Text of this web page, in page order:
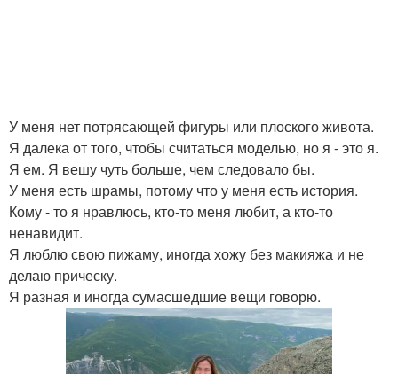
У меня нет потрясающей фигуры или плоского живота.
Я далека от того, чтобы считаться моделью, но я - это я.
Я ем. Я вешу чуть больше, чем следовало бы.
У меня есть шрамы, потому что у меня есть история.
Кому - то я нравлюсь, кто-то меня любит, а кто-то
ненавидит.
Я люблю свою пижаму, иногда хожу без макияжа и не
делаю прическу.
Я разная и иногда сумасшедшие вещи говорю.